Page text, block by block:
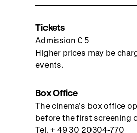
Tickets
Admission € 5
Higher prices may be
events.
Box Office
The cinema’s box office
before the first screening
Tel. + 49 30 20304-770